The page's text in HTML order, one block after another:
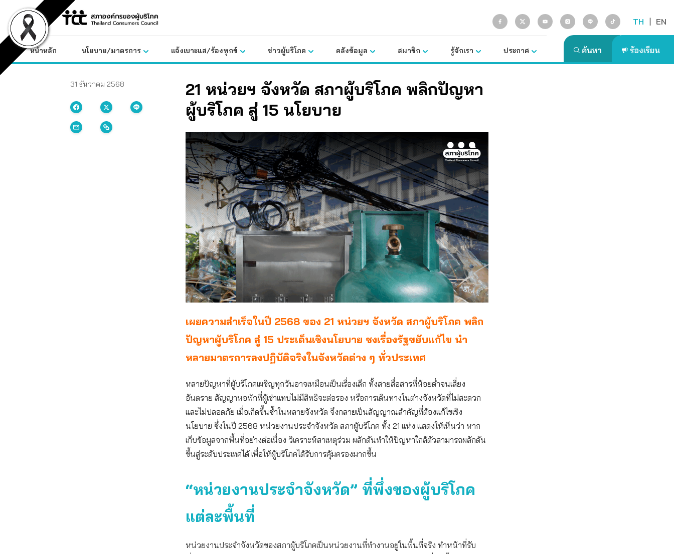
content
TH | EN
หน้าหลัก นโยบาย/มาตรการ แจ้งเบาะแส/ร้องทุกข์ ข่าวผู้บริโภค คลังข้อมูล สมาชิก รู้จักเรา ประกาศ
31 ธันวาคม 2568
21 หน่วยฯ จังหวัด สภาผู้บริโภค พลิกปัญหา
ผู้บริโภค สู่ 15 นโยบาย
เผยความสำเร็จในปี 2568 ของ 21 หน่วยฯ จังหวัด สภาผู้บริโภค พลิก
ปัญหาผู้บริโภค สู่ 15 ประเด็นเชิงนโยบาย ชงเรื่องรัฐขยับแก้ไข นำ
หลายมาตรการลงปฏิบัติจริงในจังหวัดต่าง ๆ ทั่วประเทศ
หลายปัญหาที่ผู้บริโภคเผชิญทุกวันอาจเหมือนเป็นเรื่องเล็ก ทั้งสายสื่อสารที่ห้อยต่ำจนเสี่ยง
อันตราย สัญญาหอพักที่ผู้เช่าแทบไม่มีสิทธิจะต่อรอง หรือการเดินทางในต่างจังหวัดที่ไม่สะดวก
และไม่ปลอดภัย เมื่อเกิดขึ้นซ้ำในหลายจังหวัด จึงกลายเป็นสัญญาณสำคัญที่ต้องแก้ไขเชิง
นโยบาย ซึ่งในปี 2568 หน่วยงานประจำจังหวัด สภาผู้บริโภค ทั้ง 21 แห่ง แสดงให้เห็นว่า หาก
เก็บข้อมูลจากพื้นที่อย่างต่อเนื่อง วิเคราะห์สาเหตุร่วม ผลักดันทำให้ปัญหาใกล้ตัวสามารถผลักดัน
ขึ้นสู่ระดับประเทศได้ เพื่อให้ผู้บริโภคได้รับการคุ้มครองมากขึ้น
“หน่วยงานประจำจังหวัด” ที่พึ่งของผู้บริโภค
แต่ละพื้นที่
หน่วยงานประจำจังหวัดของสภาผู้บริโภคเป็นหน่วยงานที่ทำงานอยู่ในพื้นที่จริง ทำหน้าที่รับ